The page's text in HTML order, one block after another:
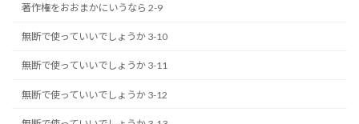
著作権をおおまかにいうなら 2-9
無断で使っていいでしょうか 3-10
無断で使っていいでしょうか 3-11
無断で使っていいでしょうか 3-12